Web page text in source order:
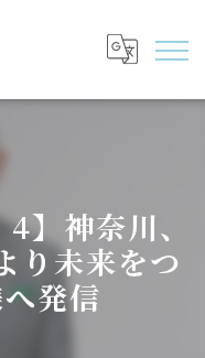
神奈川、
り未来をつ
発信